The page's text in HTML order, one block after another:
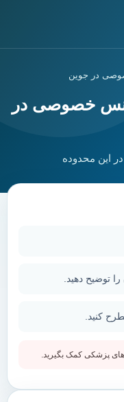
در جوین
خصوصی در
این محدوده
توضیح دهید.
کنید.
پزشکی کمک بگیرید.